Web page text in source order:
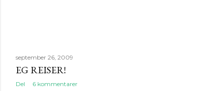
september 26, 2009
EG REISER!
Del 6 kommentarer